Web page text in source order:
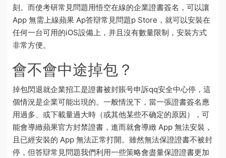
刻。而使考研常見問題用悟空在線的企業證書簽名，可以讓
App 無需上線蘋果 Ap答辯常見問題p Store，就可以安裝在
任何一台可用的iOS設備上，并且沒有數量限制，安裝方式
非常方便。
會不會中途掉包？
掉包閃退就企業招工是證書被封賬号申訴qq安全中心停，這
個情況是企業可能出現的。一般情況下，當一張證書簽名應
用過多、或下載量過大時（或其他某些不确定的原因），可
能會導緻蘋果官方封禁證書，進而就會導緻 App 無法安裝，
且已經安裝的 App 無法正常打開。雖然無法保證證書不被封
停，但答辯常見問題我們利用一些策略會盡量保證證書更加